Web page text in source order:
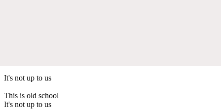
It's not up to us
This is old school
It's not up to us